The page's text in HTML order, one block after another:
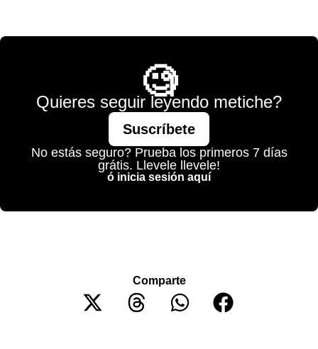
🧐
Quieres seguir leyendo metiche?
Suscríbete
No estás seguro? Prueba los primeros 7 días
grátis. Llevele llevele!
ó inicia sesión aquí
Comparte